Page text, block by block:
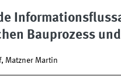
Bauprozess
Matzner Martin